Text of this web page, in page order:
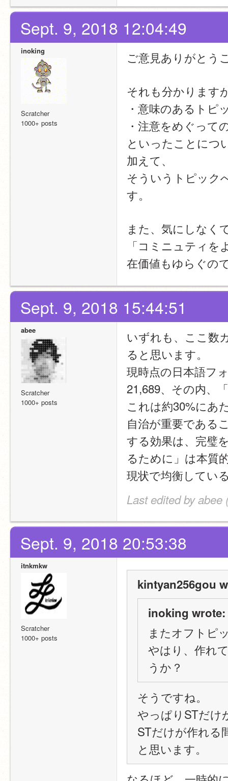
Sept. 9, 2018 12:04:49
inoking
Scratcher
1000+ posts
ご意見ありがとう
それも分かります
・意味のあるトピ
・注意をめぐって
といったことにつ
加えて、
そういうトピック
す。
また、気にしなく
「コミニュティ
在価値もゆらぐの
Sept. 9, 2018 15:44:51
abee
Scratcher
1000+ posts
いずれも、ここ数
ると思います。
現時点の日本語フ
21,689、その内、
これは約30%にあ
自治が重要である
する効果は、完璧
るために」は本質
現状で均衡してい
Last edited by abee
Sept. 9, 2018 20:53:38
itnkmkw
Scratcher
1000+ posts
kintyan256gou
inoking wrote:
またオフトピ
やはり、作れ
うか？
そうですね。
やっぱりSTだけ
STだけが作れる
と思います。